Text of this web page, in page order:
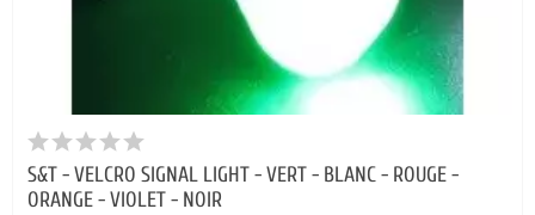
S&T - VELCRO SIGNAL LIGHT - VERT - BLANC - ROUGE -
ORANGE - VIOLET - NOIR